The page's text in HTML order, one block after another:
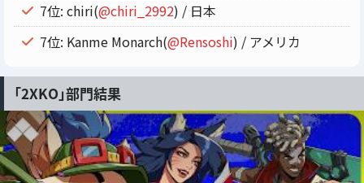
7位: chiri(@chiri_2992) / 日本
7位: Kanme Monarch(@Rensoshi) / アメリカ
「2XKO」部門結果